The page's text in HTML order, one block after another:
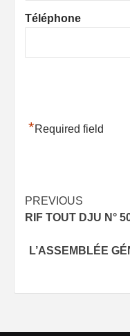
Téléphone
*Required field
Post
navigation
PREVIOUS
RIF TOUT DJU N°
L’ASSEMBLÉE